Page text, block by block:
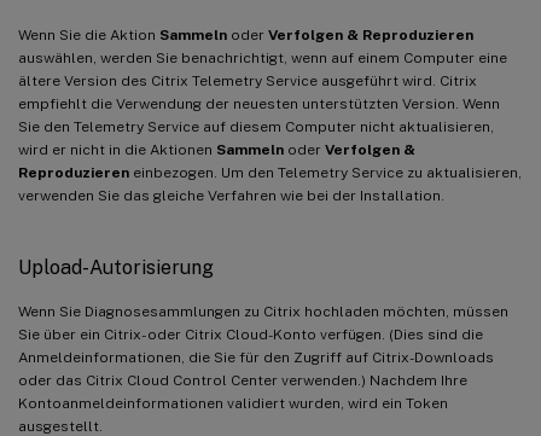
Wenn Sie die Aktion Sammeln oder Verfolgen & Reproduzieren
auswählen, werden Sie benachrichtigt, wenn auf einem Computer eine
ältere Version des Citrix Telemetry Service ausgeführt wird. Citrix
empfiehlt die Verwendung der neuesten unterstützten Version. Wenn
Sie den Telemetry Service auf diesem Computer nicht aktualisieren,
wird er nicht in die Aktionen Sammeln oder Verfolgen &
Reproduzieren einbezogen. Um den Telemetry Service zu aktualisieren,
verwenden Sie das gleiche Verfahren wie bei der Installation.
Upload-Autorisierung
Wenn Sie Diagnosesammlungen zu Citrix hochladen möchten, müssen
Sie über ein Citrix- oder Citrix Cloud-Konto verfügen. (Dies sind die
Anmeldeinformationen, die Sie für den Zugriff auf Citrix-Downloads
oder das Citrix Cloud Control Center verwenden.) Nachdem Ihre
Kontoanmeldeinformationen validiert wurden, wird ein Token
ausgestellt.